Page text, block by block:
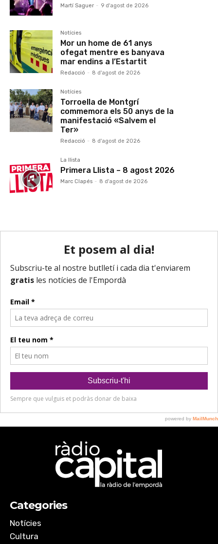
Martí Saguer - 9 d'agost de 2026
Notícies
Mor un home de 61 anys
ofegat mentre es banyava
mar endins a l’Estartit
Redacció - 8 d'agost de 2026
Notícies
Torroella de Montgrí
commemora els 50 anys de la
manifestació «Salvem el
Ter»
Redacció - 8 d'agost de 2026
La llista
Primera Llista – 8 agost 2026
Marc Clapés - 8 d'agost de 2026
Categories
Notícies
Cultura